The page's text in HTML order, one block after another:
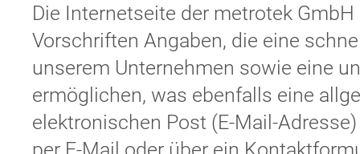
Die Internetseite der metrotek
Vorschriften Angaben, die eine
unserem Unternehmen sowie eine
ermöglichen, was ebenfalls eine
elektronischen Post (E-Mail-
per E-Mail oder über ein